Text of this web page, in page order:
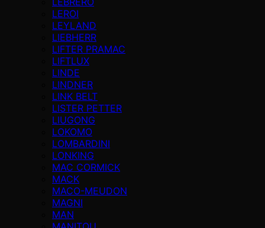
LEROI
LEYLAND
LIEBHERR
LIFTER PRAMAC
LIFTLUX
LINDE
LINDNER
LINK BELT
LISTER PETTER
LIUGONG
LOKOMO
LOMBARDINI
LONKING
MAC CORMICK
MACK
MACO-MEUDON
MAGNI
MAN